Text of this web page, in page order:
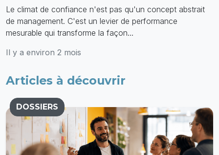
Le climat de confiance n'est pas qu'un concept abstrait
de management. C'est un levier de performance
mesurable qui transforme la façon...
Il y a environ 2 mois
Articles à découvrir
DOSSIERS